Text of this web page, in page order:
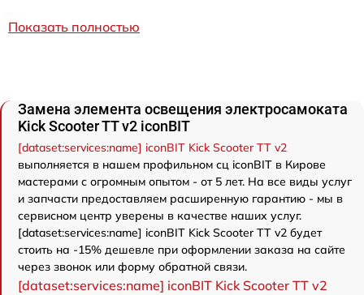
Показать полностью
Замена элемента освещения электросамоката
Kick Scooter TT v2 iconBIT
[dataset:services:name] iconBIT Kick Scooter TT v2
выполняется в нашем профильном сц iconBIT в Кирове
мастерами с огромным опытом - от 5 лет. На все виды услуг
и запчасти предоставляем расширенную гарантию - мы в
сервисном центр уверены в качестве наших услуг.
[dataset:services:name] iconBIT Kick Scooter TT v2 будет
стоить на -15% дешевле при оформлении заказа на сайте
через звонок или форму обратной связи.
[dataset:services:name] iconBIT Kick Scooter TT v2